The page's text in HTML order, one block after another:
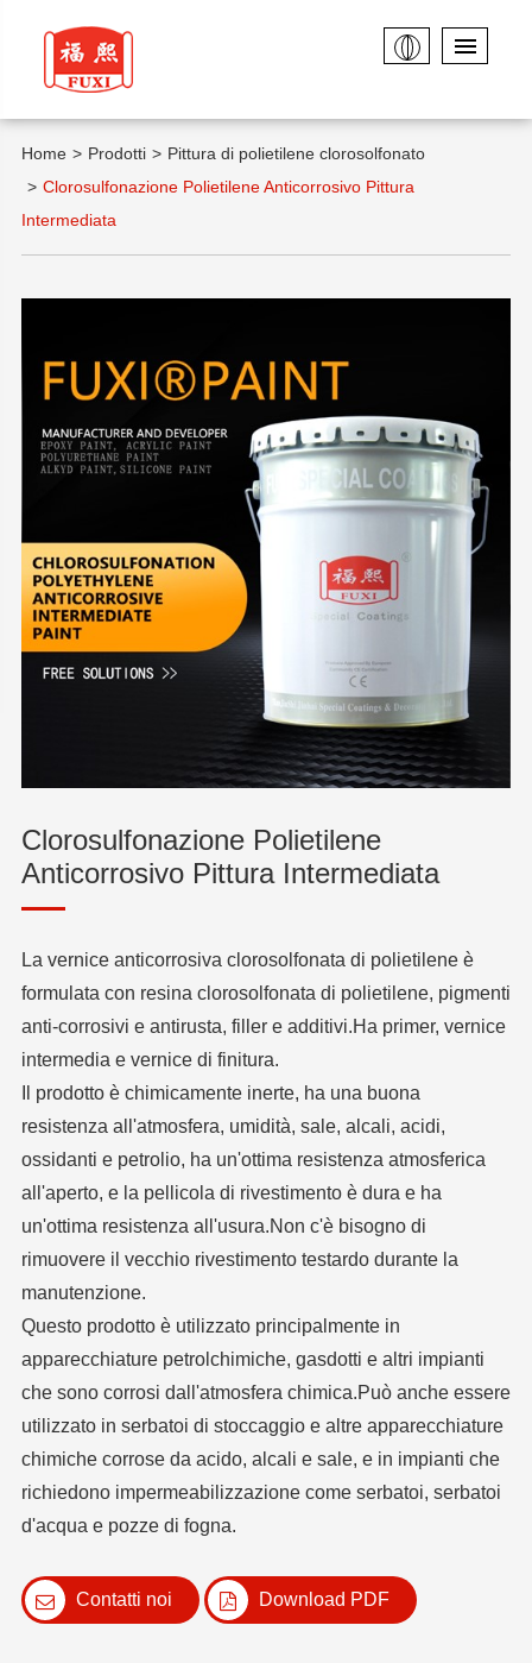
Home Prodotti
Pittura di polietilene clorosolfonato
Clorosulfonazione Polietilene Anticorrosivo Pittura
Intermediata
Clorosulfonazione Polietilene
Anticorrosivo Pittura Intermediata
La vernice anticorrosiva clorosolfonata di polietilene è
formulata con resina clorosolfonata di polietilene, pigmenti
anti-corrosivi e antirusta, filler e additivi.Ha primer, vernice
intermedia e vernice di finitura.
Il prodotto è chimicamente inerte, ha una buona
resistenza all'atmosfera, umidità, sale, alcali, acidi,
ossidanti e petrolio, ha un'ottima resistenza atmosferica
all'aperto, e la pellicola di rivestimento è dura e ha
un'ottima resistenza all'usura.Non c'è bisogno di
rimuovere il vecchio rivestimento testardo durante la
manutenzione.
Questo prodotto è utilizzato principalmente in
apparecchiature petrolchimiche, gasdotti e altri impianti
che sono corrosi dall'atmosfera chimica.Può anche essere
utilizzato in serbatoi di stoccaggio e altre apparecchiature
chimiche corrose da acido, alcali e sale, e in impianti che
richiedono impermeabilizzazione come serbatoi, serbatoi
d'acqua e pozze di fogna.
Contatti noi Download PDF